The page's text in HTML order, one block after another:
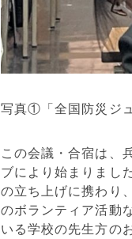
写真①「全国防災ジ
この会議・合宿は、
ブにより始まりまし
の立ち上げに携わり
のボランティア活動
いる学校の先生方の